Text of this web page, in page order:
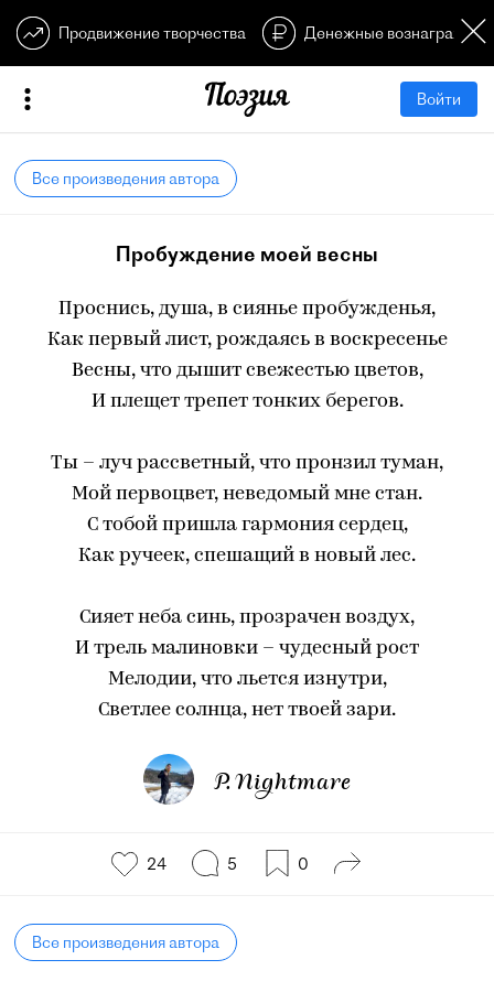
Продвижение творчества Денежные
Войти
Все произведения автора
Пробуждение моей весны
Проснись, душа, в сиянье пробужденья,
Как первый лист, рождаясь в воскресенье
Весны, что дышит свежестью цветов,
И плещет трепет тонких берегов.
Ты – луч рассветный, что пронзил туман,
Мой первоцвет, неведомый мне стан.
С тобой пришла гармония сердец,
Как ручеек, спешащий в новый лес.
Сияет неба синь, прозрачен воздух,
И трель малиновки – чудесный рост
Мелодии, что льется изнутри,
Светлее солнца, нет твоей зари.
P. Nightmare
24 5 0
Все произведения автора